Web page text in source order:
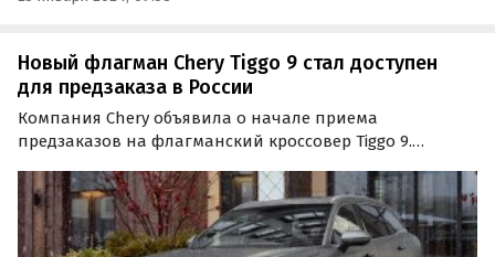
Новый флагман Chery Tiggo 9 стал доступен
для предзаказа в России
Компания Chery объявила о начале приема
предзаказов на флагманский кроссовер Tiggo 9.
официальный сайт марки, внеся предоплату в размере
30 000 рублей.